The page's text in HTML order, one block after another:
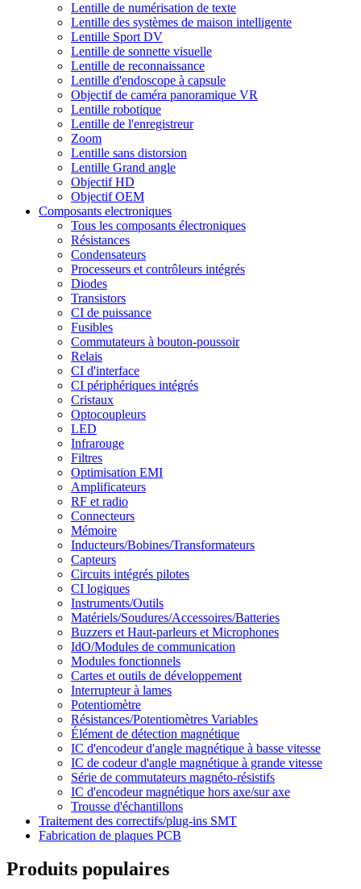
Lentille de numérisation de texte
Lentille des systèmes de maison intelligente
Lentille Sport DV
Lentille de sonnette visuelle
Lentille de reconnaissance
Lentille d'endoscope à capsule
Objectif de caméra panoramique VR
Lentille robotique
Lentille de l'enregistreur
Zoom
Lentille sans distorsion
Lentille Grand angle
Objectif HD
Objectif OEM
Composants electroniques
Tous les composants électroniques
Résistances
Condensateurs
Processeurs et contrôleurs intégrés
Diodes
Transistors
CI de puissance
Fusibles
Commutateurs à bouton-poussoir
Relais
CI d'interface
CI périphériques intégrés
Cristaux
Optocoupleurs
LED
Infrarouge
Filtres
Optimisation EMI
Amplificateurs
RF et radio
Connecteurs
Mémoire
Inducteurs/Bobines/Transformateurs
Capteurs
Circuits intégrés pilotes
CI logiques
Instruments/Outils
Matériels/Soudures/Accessoires/Batteries
Buzzers et Haut-parleurs et Microphones
IdO/Modules de communication
Modules fonctionnels
Cartes et outils de développement
Interrupteur à lames
Potentiomètre
Résistances/Potentiomètres Variables
Élément de détection magnétique
IC d'encodeur d'angle magnétique à basse vitesse
IC de codeur d'angle magnétique à grande vitesse
Série de commutateurs magnéto-résistifs
IC d'encodeur magnétique hors axe/sur axe
Trousse d'échantillons
Traitement des correctifs/plug-ins SMT
Fabrication de plaques PCB
Produits populaires